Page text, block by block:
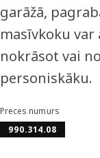
garāžā,
masīvkoku
nokrāsot vai
personiskāku.
Preces numurs
990.314.08